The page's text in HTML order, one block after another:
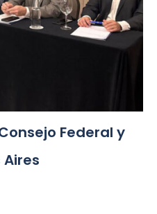
Federal y